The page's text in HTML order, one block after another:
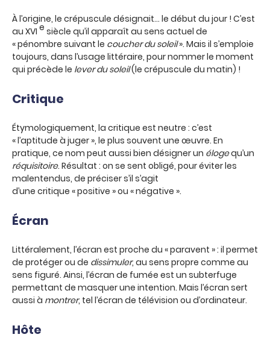
À l’origine, le crépuscule désignait… le début du jour ! C’est
au XVI e siècle qu’il apparaît au sens actuel de
« pénombre suivant le coucher du soleil». Mais il s’emploie
toujours, dans l’usage littéraire, pour nommer le moment
qui précède le lever du soleil(le crépuscule du matin) !
Critique
Étymologiquement, la critique est neutre : c’est
« l’aptitude à juger », le plus souvent une œuvre. En
pratique, ce nom peut aussi bien désigner un élogequ’un
réquisitoire. Résultat : on se sent obligé, pour éviter les
malentendus, de préciser s’il s’agit
d’une critique « positive » ou « négative ».
Écran
Littéralement, l’écran est proche du « paravent » : il permet
de protéger ou de dissimuler, au sens propre comme au
sens figuré. Ainsi, l’écran de fumée est un subterfuge
permettant de masquer une intention. Mais l’écran sert
aussi à montrer, tel l’écran de télévision ou d’ordinateur.
Hôte